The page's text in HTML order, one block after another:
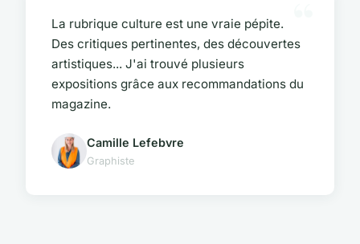
La rubrique culture est une vraie pépite.
Des critiques pertinentes, des découvertes
artistiques... J'ai trouvé plusieurs
expositions grâce aux recommandations du
magazine.
Camille Lefebvre
Graphiste